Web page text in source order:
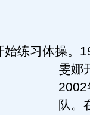
练习体操。
雯娜
2002
队。